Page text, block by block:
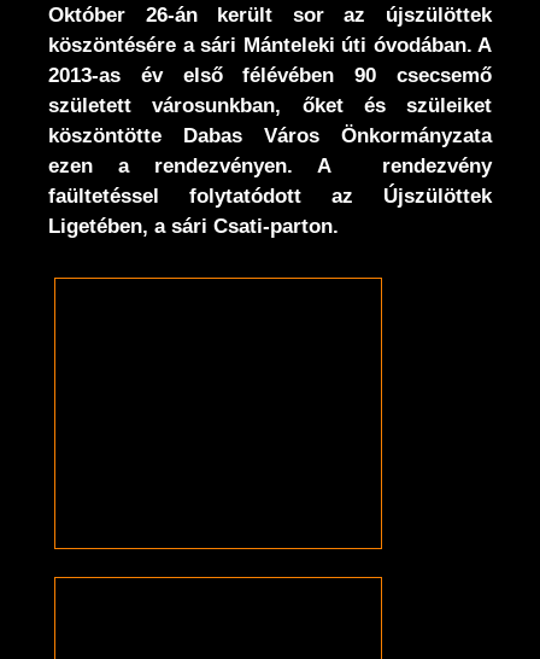
Október 26-án került sor az újszülöttek
köszöntésére a sári Mánteleki úti óvodában. A
2013-as év első félévében 90 csecsemő
született városunkban, őket és szüleiket
köszöntötte Dabas Város Önkormányzata
ezen a rendezvényen. A rendezvény
faültetéssel folytatódott az Újszülöttek
Ligetében, a sári Csati-parton.